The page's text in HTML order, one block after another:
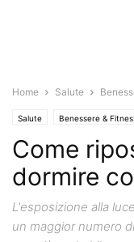
Home Salute
Salute Benessere &
Come
dormire
L'esposizione alla
un maggior numero